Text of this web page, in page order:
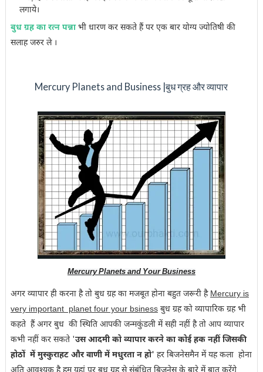
लगाये।
बुध ग्रह का रत्न पन्नाभी धारण कर सकते हैं पर एक बार योग्य ज्योतिषी की
सलाह जरुर ले ।
Mercury Planets and Business |बुध ग्रह और व्यापार
Mercury Planets and Your Business
अगर व्यापार ही करना है तो बुध ग्रह का मजबूत होना बहुत जरूरी हैMercury is
very important planet four your bsinessबुध ग्रह को व्यापारिक ग्रह भी
कहते हैं अगर बुध की स्थिति आपकी जन्मकुंडली में सही नहीं है तो आप व्यापार
कभी नहीं कर सकते 'उस आदमी को व्यापार करने का कोई हक नहीं जिसकी
होठों में मुस्कुराहट और वाणी में मधुरता न हो' हर बिजनेसमैन में यह कला होना